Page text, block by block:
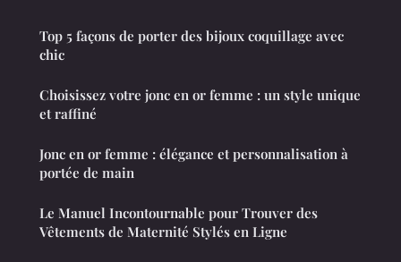
Top 5 façons de porter des bijoux coquillage avec
chic
Choisissez votre jonc en or femme : un style unique
et raffiné
Jonc en or femme : élégance et personnalisation à
portée de main
Le Manuel Incontournable pour Trouver des
Vêtements de Maternité Stylés en Ligne